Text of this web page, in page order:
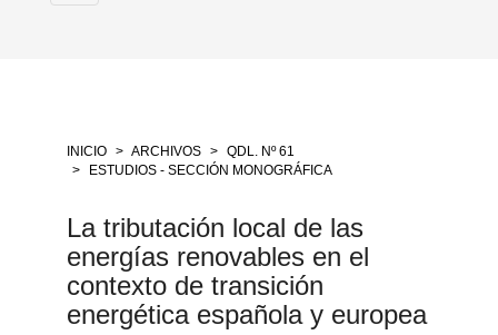
Navegación
INICIO ARCHIVOS
QDL. Nº 61
ESTUDIOS - SECCIÓN MONOGRÁFICA
La tributación local de las
energías renovables en el
contexto de transición
energética española y europea